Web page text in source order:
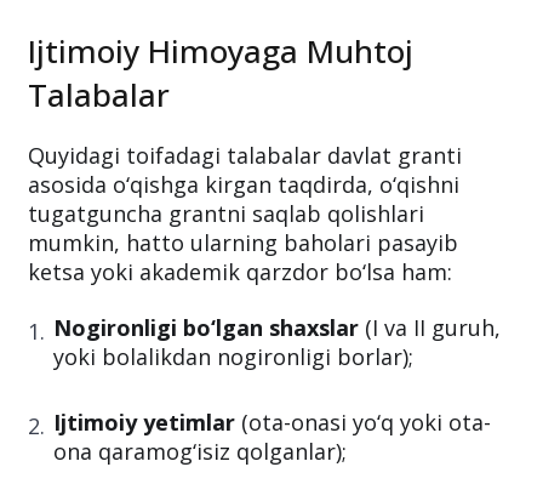
Ijtimoiy Himoyaga Muhtoj
Talabalar
Quyidagi toifadagi talabalar davlat granti
asosida o‘qishga kirgan taqdirda, o‘qishni
tugatguncha grantni saqlab qolishlari
mumkin, hatto ularning baholari pasayib
ketsa yoki akademik qarzdor bo‘lsa ham:
Nogironligi bo‘lgan shaxslar (I va II guruh,
yoki bolalikdan nogironligi borlar);
Ijtimoiy yetimlar (ota-onasi yo‘q yoki ota-
ona qaramog‘isiz qolganlar);